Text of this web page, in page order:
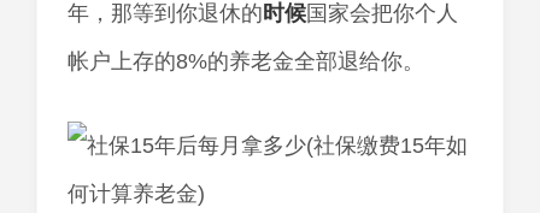
年，那等到你退休的时候国家会把你个人
帐户上存的8%的养老金全部退给你。